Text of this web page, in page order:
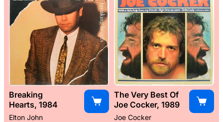
Breaking
Hearts, 1984
Elton John
The Very Best Of
Joe Cocker, 1989
Joe Cocker